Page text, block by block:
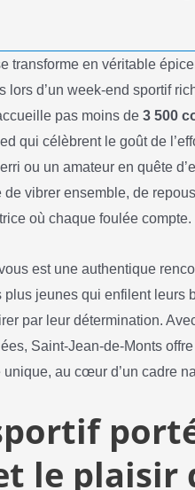
transforme en véritable
d’un week-end sportif
pas moins de 3 500
qui célèbrent le goût de
ou un amateur en quête
vibrer ensemble, de
où chaque foulée compte.
est une authentique
jeunes qui enfilent leurs
par leur détermination.
Saint-Jean-de-Monts
au cœur d’un cadre
le plaisir